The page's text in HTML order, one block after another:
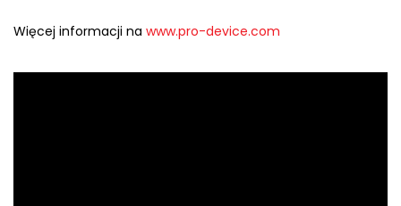
Więcej informacji na www.pro-device.com